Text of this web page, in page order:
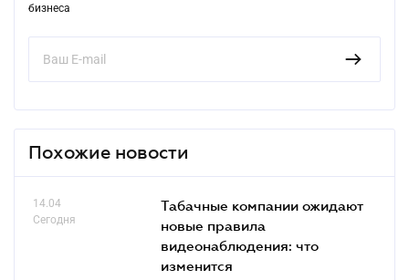
бизнеса
Похожие новости
14.04
Сегодня
Табачные компании ожидают
новые правила
видеонаблюдения: что
изменится